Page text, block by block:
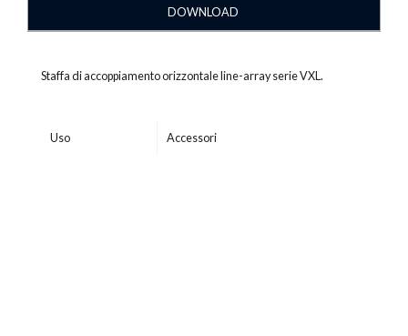
DOWNLOAD
Staffa di accoppiamento orizzontale line-array serie VXL.
Uso Accessori